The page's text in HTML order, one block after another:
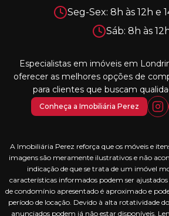
Seg-Sex: 8h às 12h e
Sáb: 8h às
Especialistas em imóveis em
oferecer as melhores opções de
para clientes que buscam
Conheça a Imobiliária Perez
A Imobiliária Perez reforça que os móveis e
imagens são meramente ilustrativos e não
indicação de que se trata de um imóvel
características informados podem ser
de condomínio apresentado é aproximado e
período de locação. Devido à alta rotatividade
anunciados podem já não estar disponíveis.